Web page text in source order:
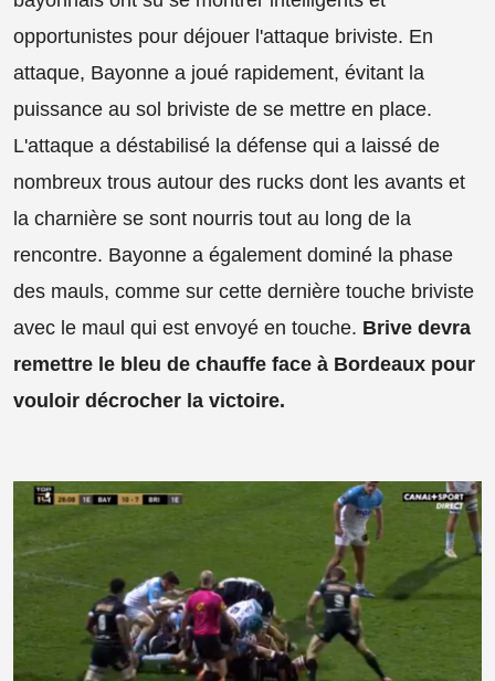
opportunistes pour déjouer l'attaque briviste. En
attaque, Bayonne a joué rapidement, évitant la
puissance au sol briviste de se mettre en place.
L'attaque a déstabilisé la défense qui a laissé de
nombreux trous autour des rucks dont les avants et
la charnière se sont nourris tout au long de la
rencontre. Bayonne a également dominé la phase
des mauls, comme sur cette dernière touche briviste
avec le maul qui est envoyé en touche. Brive devra
remettre le bleu de chauffe face à Bordeaux pour
vouloir décrocher la victoire.